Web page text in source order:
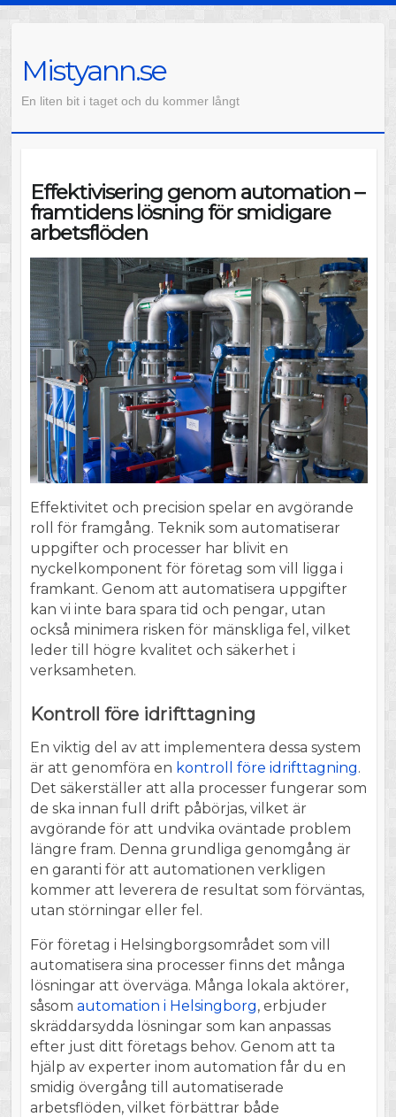
Mistyann.se
En liten bit i taget och du kommer långt
Effektivisering genom automation –
framtidens lösning för smidigare
arbetsflöden
Effektivitet och precision spelar en avgörande
roll för framgång. Teknik som automatiserar
uppgifter och processer har blivit en
nyckelkomponent för företag som vill ligga i
framkant. Genom att automatisera uppgifter
kan vi inte bara spara tid och pengar, utan
också minimera risken för mänskliga fel, vilket
leder till högre kvalitet och säkerhet i
verksamheten.
Kontroll före idrifttagning
En viktig del av att implementera dessa system
är att genomföra en kontroll före idrifttagning.
Det säkerställer att alla processer fungerar som
de ska innan full drift påbörjas, vilket är
avgörande för att undvika oväntade problem
längre fram. Denna grundliga genomgång är
en garanti för att automationen verkligen
kommer att leverera de resultat som förväntas,
utan störningar eller fel.
För företag i Helsingborgsområdet som vill
automatisera sina processer finns det många
lösningar att överväga. Många lokala aktörer,
såsom automation i Helsingborg, erbjuder
skräddarsydda lösningar som kan anpassas
efter just ditt företags behov. Genom att ta
hjälp av experter inom automation får du en
smidig övergång till automatiserade
arbetsflöden, vilket förbättrar både